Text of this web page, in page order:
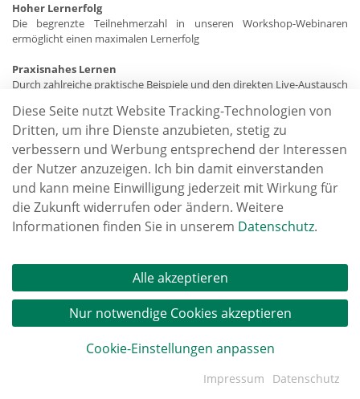
Hoher Lernerfolg
Die begrenzte Teilnehmerzahl in unseren Workshop-Webinaren
ermöglicht einen maximalen Lernerfolg
Praxisnahes Lernen
Durch zahlreiche praktische Beispiele und den direkten Live-Austausch
Rücktritts-Garantie
Sie können bis zu einem Tag vor dem Webinar ohne anfallende
Buchungskosten absagen
Jetzt informieren und als Kunde der AS AG 25 %
zurück
Datenverarbeitung
Diese Seite nutzt Website Tracking-Technologien von
Dritten, um ihre Dienste anzubieten, stetig zu
verbessern und Werbung entsprechend der Interessen
der Nutzer anzuzeigen. Ich bin damit einverstanden
und kann meine Einwilligung jederzeit mit Wirkung für
die Zukunft widerrufen oder ändern. Weitere
Informationen finden Sie in unserem Datenschutz.
Alle akzeptieren
Nur notwendige Cookies akzeptieren
Cookie-Einstellungen anpassen
Impressum Datenschutz